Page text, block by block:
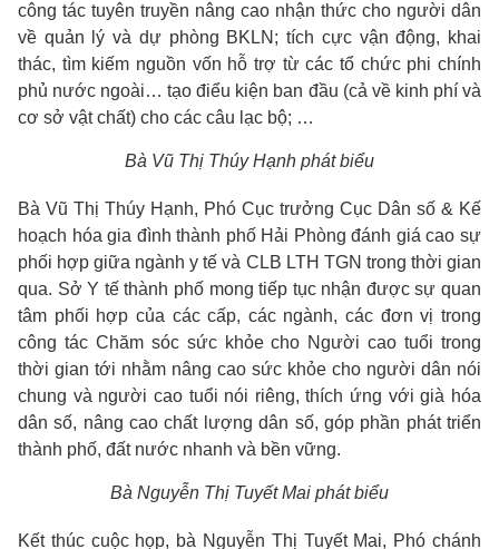
công tác tuyên truyền nâng cao nhận thức cho người dân
về quản lý và dự phòng BKLN; tích cực vận động, khai
thác, tìm kiếm nguồn vốn hỗ trợ từ các tổ chức phi chính
phủ nước ngoài… tạo điểu kiện ban đầu (cả về kinh phí và
cơ sở vật chất) cho các câu lạc bộ; …
Bà Vũ Thị Thúy Hạnh phát biểu
Bà Vũ Thị Thúy Hạnh, Phó Cục trưởng Cục Dân số & Kế
hoạch hóa gia đình thành phố Hải Phòng đánh giá cao sự
phối hợp giữa ngành y tế và CLB LTH TGN trong thời gian
qua. Sở Y tế thành phố mong tiếp tục nhận được sự quan
tâm phối hợp của các cấp, các ngành, các đơn vị trong
công tác Chăm sóc sức khỏe cho Người cao tuổi trong
thời gian tới nhằm nâng cao sức khỏe cho người dân nói
chung và người cao tuổi nói riêng, thích ứng với già hóa
dân số, nâng cao chất lượng dân số, góp phần phát triển
thành phố, đất nước nhanh và bền vững.
Bà Nguyễn Thị Tuyết Mai phát biểu
Kết thúc cuộc họp, bà Nguyễn Thị Tuyết Mai, Phó chánh